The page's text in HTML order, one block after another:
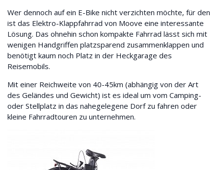
Wer dennoch auf ein E-Bike nicht verzichten möchte, für den
ist das Elektro-Klappfahrrad von Moove eine interessante
Lösung. Das ohnehin schon kompakte Fahrrad lässt sich mit
wenigen Handgriffen platzsparend zusammenklappen und
benötigt kaum noch Platz in der Heckgarage des
Reisemobils.
Mit einer Reichweite von 40-45km (abhängig von der Art
des Geländes und Gewicht) ist es ideal um vom Camping-
oder Stellplatz in das nahegelegene Dorf zu fahren oder
kleine Fahrradtouren zu unternehmen.